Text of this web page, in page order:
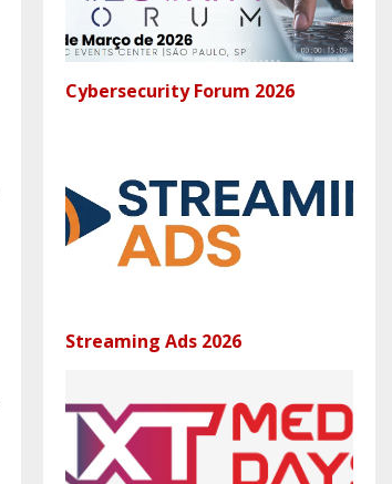
Cybersecurity Forum 2026
Streaming Ads 2026